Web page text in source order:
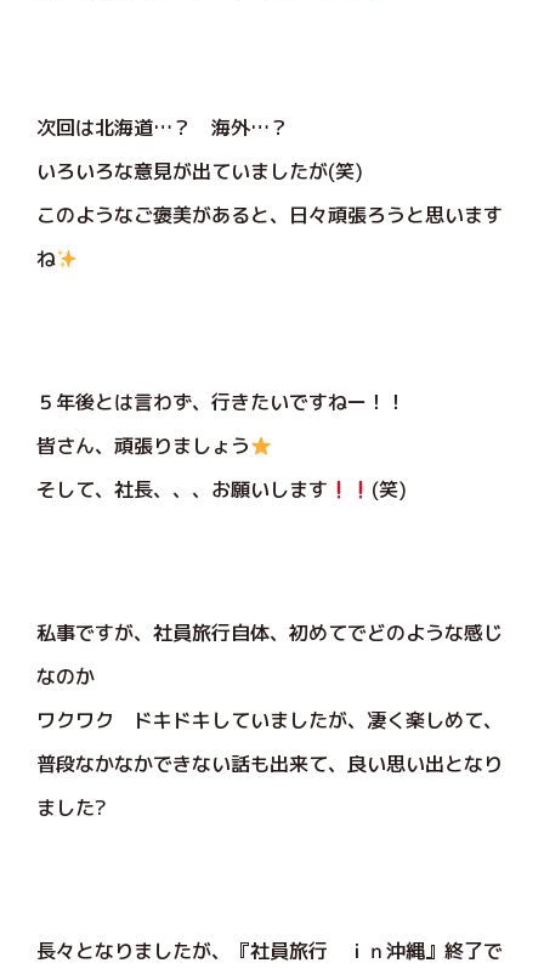
次回は北海道…？ 海外…？
いろいろな意見が出ていましたが(笑)
このようなご褒美があると、日々頑張ろうと思います
ね
５年後とは言わず、行きたいですねー！！
皆さん、頑張りましょう
そして、社長、、、お願いします
(笑)
私事ですが、社員旅行自体、初めてでどのような感じ
なのか
ワクワク ドキドキしていましたが、凄く楽しめて、
普段なかなかできない話も出来て、良い思い出となり
ました?
長々となりましたが、『社員旅行 ｉｎ沖縄』終了で